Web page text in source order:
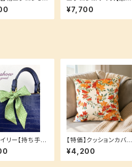
な来客にもお洒
対応★】贈り物
気！
来客にもお洒落にすぐ
対応★】贈り物にも大人
気！ 着物 和柄
¥7,700
リー【持ち手に
！スカーフやヘ
としても！】お揃
ズ♪
【特価】クッションカバー
和室にも洋室にも♪ 和
柄 百合 クッション付き
可
¥4,200